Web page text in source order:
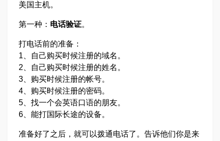
美国主机。
第一种： 电话验证。
打电话前的准备：
1、自己购买时候注册的域名。
2、自己购买时候注册的姓名。
3、购买时候注册的帐号。
4、购买时候注册的密码。
5、找一个会英语口语的朋友。
6、能打国际长途的设备。
准备好了之后，就可以拨通电话了。告诉他们你是来